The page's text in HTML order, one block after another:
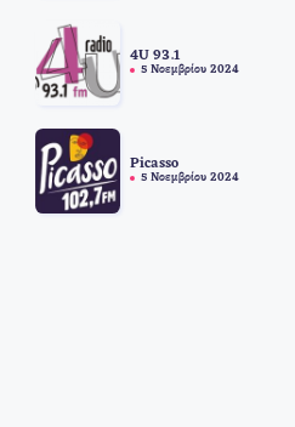
4U 93.1
5 Νοεμβρίου 2024
Picasso
5 Νοεμβρίου 2024